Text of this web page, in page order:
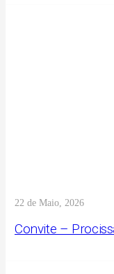
22 de Maio, 2026
Convite –